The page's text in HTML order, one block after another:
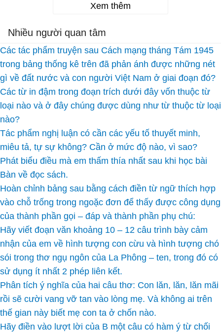
Xem thêm
Nhiều người quan tâm
Các tác phẩm truyện sau Cách mạng tháng Tám 1945
trong bảng thống kê trên đã phản ánh được những nét
gì về đất nước và con người Việt Nam ở giai đoạn đó?
Các từ in đậm trong đoạn trích dưới đây vốn thuộc từ
loại nào và ở đây chúng được dùng như từ thuộc từ loại
nào?
Tác phẩm nghị luận có cần các yếu tố thuyết minh,
miêu tả, tự sự không? Cần ở mức độ nào, vì sao?
Phát biểu điều mà em thấm thía nhất sau khi học bài
Bàn về đọc sách.
Hoàn chỉnh bảng sau bằng cách điền từ ngữ thích hợp
vào chỗ trống trong ngoặc đơn để thấy được công dụng
của thành phần gọi – đáp và thành phần phụ chú:
Hãy viết đoạn văn khoảng 10 – 12 câu trình bày cảm
nhận của em về hình tượng con cừu và hình tượng chó
sói trong thơ ngụ ngôn của La Phông – ten, trong đó có
sử dụng ít nhất 2 phép liên kết.
Phân tích ý nghĩa của hai câu thơ: Con lăn, lăn, lăn mãi
rồi sẽ cười vang vỡ tan vào lòng mẹ. Và không ai trên
thế gian này biết mẹ con ta ở chốn nào.
Hãy điền vào lượt lời của B một câu có hàm ý từ chối